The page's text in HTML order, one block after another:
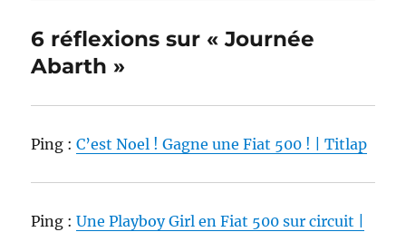
6 réflexions sur « Journée
Abarth »
Ping :C’est Noel ! Gagne une Fiat 500 ! | Titlap
Ping :Une Playboy Girl en Fiat 500 sur circuit |